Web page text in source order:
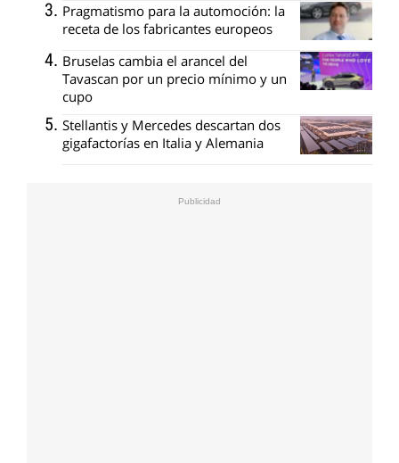
Pragmatismo para la automoción: la
receta de los fabricantes europeos
Bruselas cambia el arancel del
Tavascan por un precio mínimo y un
cupo
Stellantis y Mercedes descartan dos
gigafactorías en Italia y Alemania